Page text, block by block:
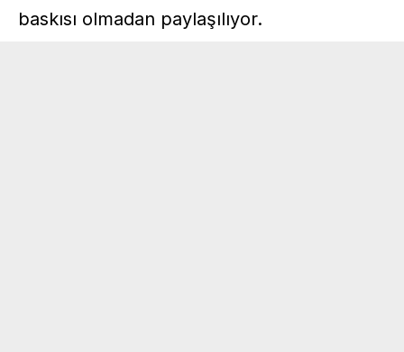
baskısı olmadan paylaşılıyor.